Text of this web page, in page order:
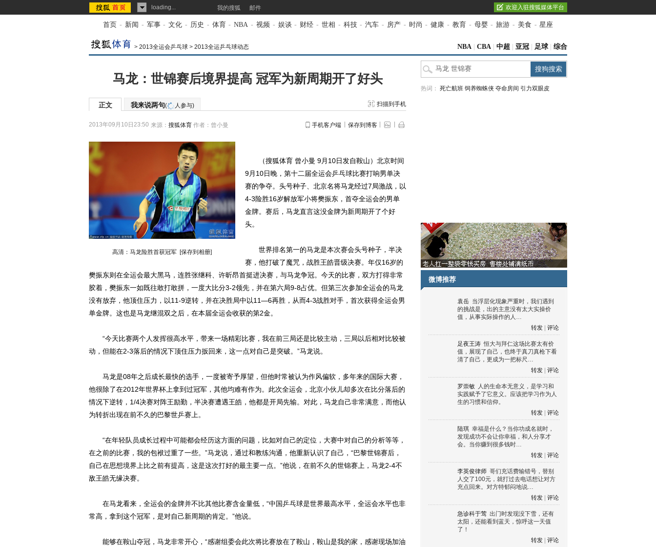
loading... 我的搜狐 邮件 欢迎入驻搜狐媒体平台
首页 - 新闻 - 军事 - 文化 - 历史 - 体育 - NBA - 视频 - 娱谈 - 财经 - 世相 - 科技 - 汽车 - 房产 - 时尚 - 健康 - 教育 - 母婴 - 旅游 - 美食 - 星座
> 2013全运会乒乓球 > 2013全运乒乓球动态 NBA CBA 中超 亚冠 足球 综合
马龙：世锦赛后境界提高 冠军为新周期开了好头
正文 我来说两句( 人参与) 扫描到手机
2013年09月10日23:50 来源： 搜狐体育 作者：曾小曼 手机客户端 保存到博客
高清：马龙险胜首获冠军 [保存到相册]
（搜狐体育 曾小曼 9月10日发自鞍山）北京时间
9月10日晚，第十二届全运会乒乓球比赛打响男单决
赛的争夺。头号种子、北京名将马龙经过7局激战，以
4-3险胜16岁解放军小将樊振东，首夺全运会的男单
金牌。赛后，马龙直言这没金牌为新周期开了个好
头。
世界排名第一的马龙是本次赛会头号种子，半决
赛，他打破了魔咒，战胜王皓晋级决赛。年仅16岁的
樊振东则在全运会最大黑马，连胜张继科、许昕昂首挺进决赛，与马龙争冠。今天的比赛，双方打得非常
胶着，樊振东一如既往敢打敢拼，一度大比分3-2领先，并在第六局9-8占优。但第三次参加全运会的马龙
没有放弃，他顶住压力，以11-9逆转，并在决胜局中以11—6再胜，从而4-3战胜对手，首次获得全运会男
单金牌。这也是马龙继混双之后，在本届全运会收获的第2金。
“今天比赛两个人发挥很高水平，带来一场精彩比赛，我在前三局还是比较主动，三局以后相对比较被
动，但能在2-3落后的情况下顶住压力扳回来，这一点对自己是突破。”马龙说。
马龙是08年之后成长最快的选手，一度被寄予厚望，但他时常被认为作风偏软，多年来的国际大赛，
他很除了在2012年世界杯上拿到过冠军，其他均难有作为。此次全运会，北京小伙儿却多次在比分落后的
情况下逆转，1/4决赛对阵王励勤，半决赛遭遇王皓，他都是开局先输。对此，马龙自己非常满意，而他认
为转折出现在前不久的巴黎世乒赛上。
“在年轻队员成长过程中可能都会经历这方面的问题，比如对自己的定位，大赛中对自己的分析等等，
在之前的比赛，我的包袱过重了一些。”马龙说，通过和教练沟通，他重新认识了自己，“巴黎世锦赛后，
自己在思想境界上比之前有提高，这是这次打好的最主要一点。”他说，在前不久的世锦赛上，马龙2-4不
敌王皓无缘决赛。
在马龙看来，全运会的金牌并不比其他比赛含金量低，“中国乒乓球是世界最高水平，全运会水平也非
常高，拿到这个冠军，是对自己新周期的肯定。”他说。
能够在鞍山夺冠，马龙非常开心，“感谢组委会此次将比赛放在了鞍山，鞍山是我的家，感谢现场加油
热词： 死亡航班 饲养蜘蛛侠 夺命房间 引力双眼皮
微博推荐
袁岳 当浮层化现象严重时，我们遇到
的挑战是，出的主意没有太大实操价
值，从事实际操作的人…
转发
评论
足夜王涛 恒大与拜仁这场比赛太有价
值，展现了自己，也终于真刀真枪下看
清了自己，更成为一把标尺…
转发
评论
罗崇敏 人的生命本无意义，是学习和
实践赋予了它意义。应该把学习作为人
生的习惯和信仰。
转发
评论
陆琪 幸福是什么？当你功成名就时，
发现成功不会让你幸福，和人分享才
会。当你赚到很多钱时…
转发
评论
李英俊律师 哥们充话费输错号，替别
人交了100元，就打过去电话想让对方
充点回来。对方特郁闷地说…
转发
评论
急诊科于莺 出门时发现没下雪，还有
太阳，还能看到蓝天，惊呼这一天值
了！
转发
评论